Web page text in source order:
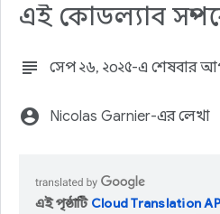
৩. একটি ফায়ারবেস প্রকল্প তৈরি
আপ করুন
৫. ওয়েব অ্যাপ স্থাপন এবং চালান
এই কোডল্যাব
subject সেপ ২৬, ২০২৫-এ শেষবার
account_circle Nicolas Garnier-এর লেখা
এই পৃষ্ঠাটি Cloud Translation